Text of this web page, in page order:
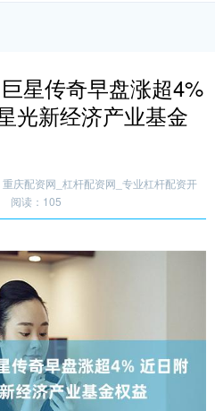
星传奇早盘涨超4%
光新经济产业基金
庆配资网_杠杆配资网_专业杠杆配资开
阅读：105